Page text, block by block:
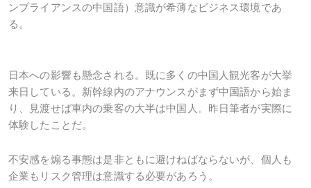
ンプライアンスの中国語）意識が希薄なビジネス環境であ
る。
日本への影響も懸念される。既に多くの中国人観光客が大挙
来日している。新幹線内のアナウンスがまず中国語から始ま
り、見渡せば車内の乗客の大半は中国人。昨日筆者が実際に
体験したことだ。
不安感を煽る事態は是非ともに避けねばならないが、個人も
企業もリスク管理は意識する必要があろう。